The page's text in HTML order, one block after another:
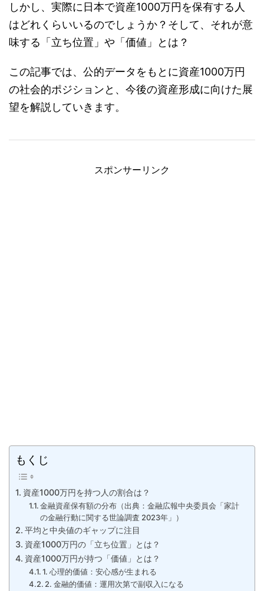
しかし、実際に日本で資産1000万円を保有する人
はどれくらいいるのでしょうか？そして、それが意
味する「立ち位置」や「価値」とは？
この記事では、公的データをもとに資産1000万円
の社会的ポジションと、今後の資産形成に向けた展
望を解説していきます。
スポンサーリンク
もくじ
資産1000万円を持つ人の割合は？
金融資産保有額の分布（出典：金融広報中央委員会「家計
の金融行動に関する世論調査 2023年」）
平均と中央値のギャップに注目
資産1000万円の「立ち位置」とは？
資産1000万円が持つ「価値」とは？
1. 心理的価値：安心感が生まれる
2. 金融的価値：運用次第で副収入になる